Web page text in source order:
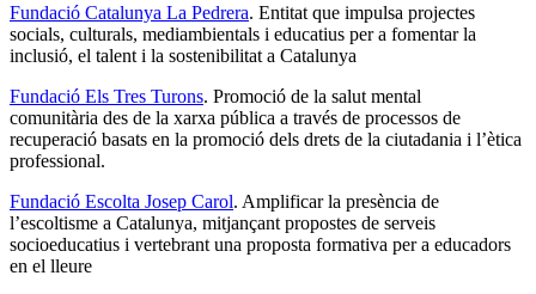
Fundació Catalunya La Pedrera. Entitat que impulsa projectes
socials, culturals, mediambientals i educatius per a fomentar la
inclusió, el talent i la sostenibilitat a Catalunya
Fundació Els Tres Turons. Promoció de la salut mental
comunitària des de la xarxa pública a través de processos de
recuperació basats en la promoció dels drets de la ciutadania i l’ètica
professional.
Fundació Escolta Josep Carol. Amplificar la presència de
l’escoltisme a Catalunya, mitjançant propostes de serveis
socioeducatius i vertebrant una proposta formativa per a educadors
en el lleure